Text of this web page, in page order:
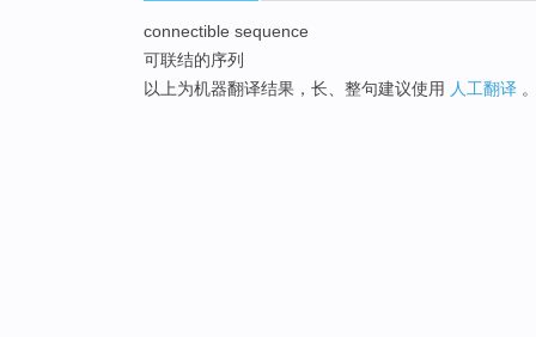
connectible sequence
可联结的序列
以上为机器翻译结果，长、整句建议使用 人工翻译